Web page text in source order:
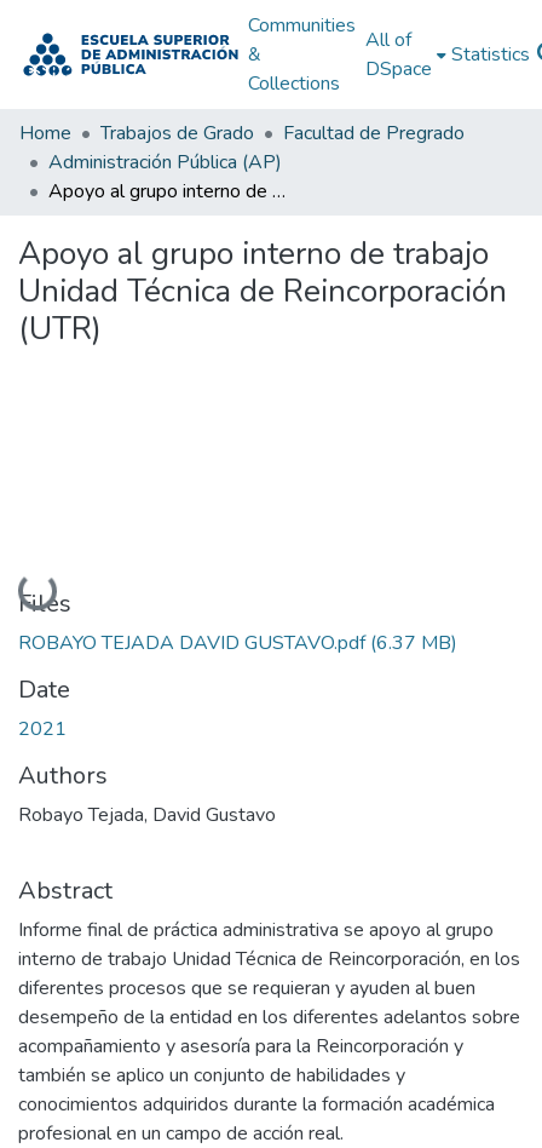
Communities
&
Collections
All of
DSpace
Statistics
Home Trabajos de Grado
Facultad de Pregrado
Administración Pública (AP)
Apoyo al grupo interno de trabajo Unidad Técnica de Reincorporación (UTR)
Apoyo al grupo interno de trabajo
Unidad Técnica de Reincorporación
(UTR)
Loading...
Files
ROBAYO TEJADA DAVID GUSTAVO.pdf(6.37 MB)
Date
2021
Authors
Robayo Tejada, David Gustavo
Abstract
Informe final de práctica administrativa se apoyo al grupo
interno de trabajo Unidad Técnica de Reincorporación, en los
diferentes procesos que se requieran y ayuden al buen
desempeño de la entidad en los diferentes adelantos sobre
acompañamiento y asesoría para la Reincorporación y
también se aplico un conjunto de habilidades y
conocimientos adquiridos durante la formación académica
profesional en un campo de acción real.